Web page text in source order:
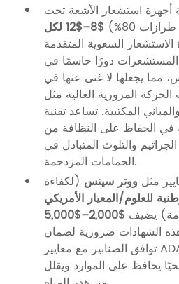
أجهزة استشعار الأشعة تحت
80%)
$8–$12 لكل
السعوية المتقدمة
دورًا حاسمًا في
مما يجعلها لا غنى عنها في
الحركة المرورية العالية مثل
المكتبية. تساعد تقنية
في الحفاظ على النظافة من
والتلوث المتبادل في
الحمامات المزدحمة.
مثل ووتر سينس (لكفاءة
للعلوم/المعيار الأمريكي
يضيف $2,000–$5,000
الشهادات ضرورية لضمان
توافق الصنابير مع معايير ADA ومناسبتها للمراحيض
يحافظ على الموارد ويقلل